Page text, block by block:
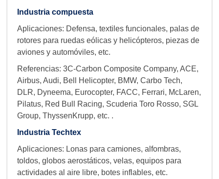
Industria compuesta
Aplicaciones: Defensa, textiles funcionales, palas de
rotores para ruedas eólicas y helicópteros, piezas de
aviones y automóviles, etc.
Referencias: 3C-Carbon Composite Company, ACE,
Airbus, Audi, Bell Helicopter, BMW, Carbo Tech,
DLR, Dyneema, Eurocopter, FACC, Ferrari, McLaren,
Pilatus, Red Bull Racing, Scuderia Toro Rosso, SGL
Group, ThyssenKrupp, etc. .
Industria Techtex
Aplicaciones: Lonas para camiones, alfombras,
toldos, globos aerostáticos, velas, equipos para
actividades al aire libre, botes inflables, etc.